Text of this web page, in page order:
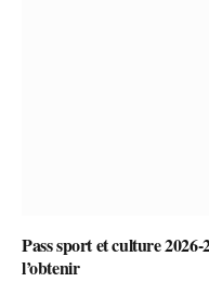
Pass sport et culture
l’obtenir